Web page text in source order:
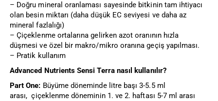
– Doğru mineral oranlaması sayesinde bitkinin tam ihtiyacı
olan besin miktarı (daha düşük EC seviyesi ve daha az
mineral fazlalığı)
– Çiçeklenme ortalarına gelirken azot oranının hızla
düşmesi ve özel bir makro/mikro oranına geçiş yapılması.
– Pratik kullanım
Advanced Nutrients Sensi Terra nasıl kullanılır?
Part One: Büyüme döneminde litre başı 3-5.5 ml
arası, çiçeklenme döneminin 1. ve 2. haftası 5-7 ml arası